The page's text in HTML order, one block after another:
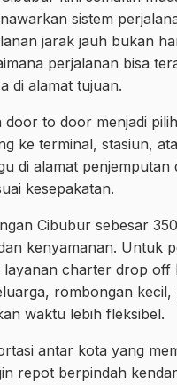
sistem
jarak jauh bukan
perjalanan bisa
di alamat tujuan.
to door menjadi
ke terminal, stasiun,
di alamat penjemputan
kesepakatan.
Cibubur sebesar
kenyamanan. Untuk
charter drop
rombongan
waktu lebih fleksibel.
antar kota yang
repot berpindah